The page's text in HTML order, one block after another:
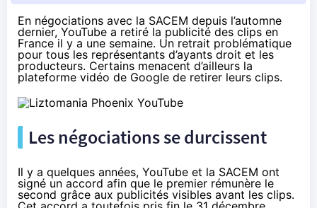
En négociations avec la SACEM depuis l’automne
dernier, YouTube a retiré la publicité des clips en
France il y a une semaine. Un retrait problématique
pour tous les représentants d’ayants droit et les
producteurs. Certains menacent d’ailleurs la
plateforme vidéo de Google de retirer leurs clips.
Les négociations se durcissent
Il y a quelques années, YouTube et la SACEM ont
signé un accord afin que le premier rémunère le
second grâce aux publicités visibles avant les clips.